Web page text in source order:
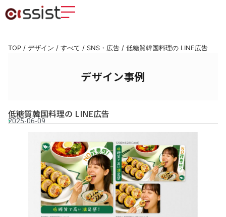
TOP / デザイン / すべて / SNS・広告 / 低糖質韓国料理の LINE広告
デザイン事例
低糖質韓国料理の LINE広告
2025-06-09